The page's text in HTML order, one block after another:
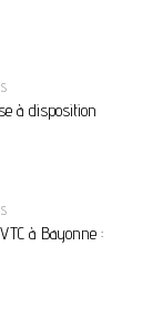
à disposition
à Bayonne :